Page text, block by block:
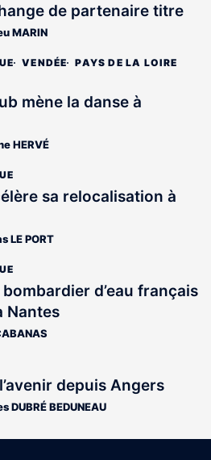
de partenaire titre
MARIN
VENDÉE
PAYS DE LA LOIRE
mène la danse à
HERVÉ
sa relocalisation à
LE PORT
d’eau français
Nantes
depuis Angers
DUBRÉ BEDUNEAU